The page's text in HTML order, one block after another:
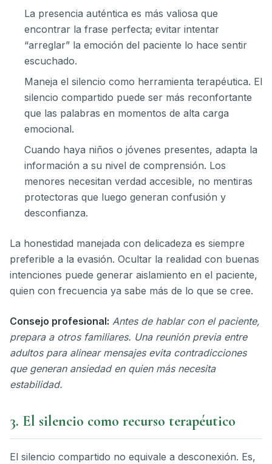
La presencia auténtica es más valiosa que
encontrar la frase perfecta; evitar intentar
“arreglar” la emoción del paciente lo hace sentir
escuchado.
Maneja el silencio como herramienta terapéutica. El
silencio compartido puede ser más reconfortante
que las palabras en momentos de alta carga
emocional.
Cuando haya niños o jóvenes presentes, adapta la
información a su nivel de comprensión. Los
menores necesitan verdad accesible, no mentiras
protectoras que luego generan confusión y
desconfianza.
La honestidad manejada con delicadeza es siempre
preferible a la evasión. Ocultar la realidad con buenas
intenciones puede generar aislamiento en el paciente,
quien con frecuencia ya sabe más de lo que se cree.
Consejo profesional: Antes de hablar con el paciente,
prepara a otros familiares. Una reunión previa entre
adultos para alinear mensajes evita contradicciones
que generan ansiedad en quien más necesita
estabilidad.
3. El silencio como recurso terapéutico
El silencio compartido no equivale a desconexión. Es,